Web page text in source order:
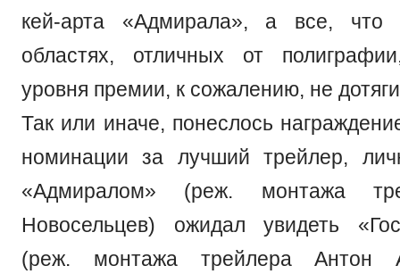
кей-арта «Адмирала», а все, что
областях, отличных от
уровня премии, к сожалению, не
Так или иначе, понеслось
номинации за лучший трейлер,
«Адмиралом» (реж. монтажа
Новосельцев) ожидал увидеть
(реж. монтажа трейлера Антон